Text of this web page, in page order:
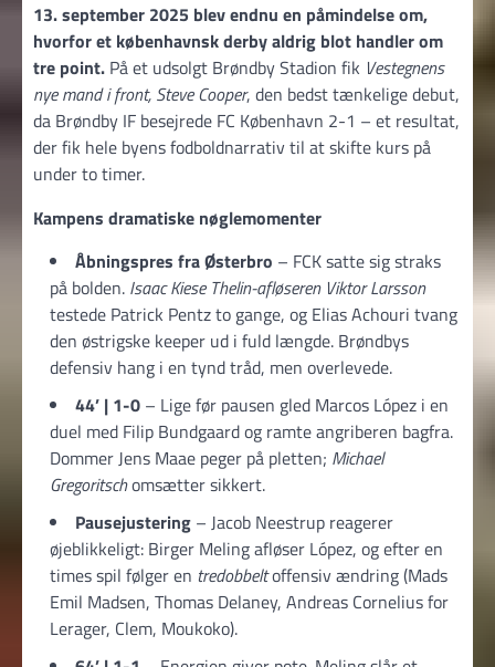
13. september 2025 blev endnu en påmindelse om,
hvorfor et københavnsk derby aldrig blot handler om
tre point. På et udsolgt Brøndby Stadion fik Vestegnens
nye mand i front, Steve Cooper, den bedst tænkelige debut,
da Brøndby IF besejrede FC København 2-1 – et resultat,
der fik hele byens fodboldnarrativ til at skifte kurs på
under to timer.
Kampens dramatiske nøglemomenter
Åbningspres fra Østerbro – FCK satte sig straks
på bolden. Isaac Kiese Thelin-afløseren Viktor Larsson
testede Patrick Pentz to gange, og Elias Achouri tvang
den østrigske keeper ud i fuld længde. Brøndbys
defensiv hang i en tynd tråd, men overlevede.
44’ | 1-0 – Lige før pausen gled Marcos López i en
duel med Filip Bundgaard og ramte angriberen bagfra.
Dommer Jens Maae peger på pletten; Michael
Gregoritschomsætter sikkert.
Pausejustering – Jacob Neestrup reagerer
øjeblikkeligt: Birger Meling afløser López, og efter en
times spil følger en tredobbeltoffensiv ændring (Mads
Emil Madsen, Thomas Delaney, Andreas Cornelius for
Lerager, Clem, Moukoko).